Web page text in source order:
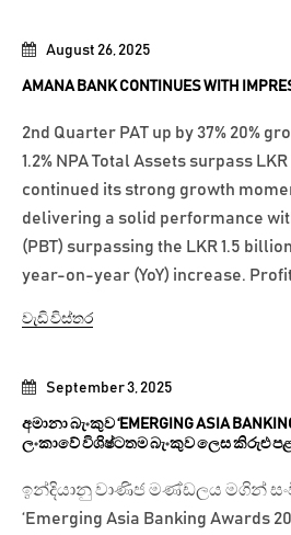
September 3, 2025
අමානා බැංකුව ‘EMERGING ASIA
ලංකාවේ විශිෂ්ටතම බැංකුව ලෙස කිරුළු
ඉන්දියානු වාණිජ මණ්ඩලය මගින්
‘Emerging Asia Banking Awards
August 26, 2025
AMANA BANK CONTINUES WITH
2nd Quarter PAT up by 37% 20%
1.2% NPA Total Assets surpass
continued its strong growth
delivering a solid performance
(PBT) surpassing the LKR 1.5
year-on-year (YoY) increase.
වැඩි විස්තර